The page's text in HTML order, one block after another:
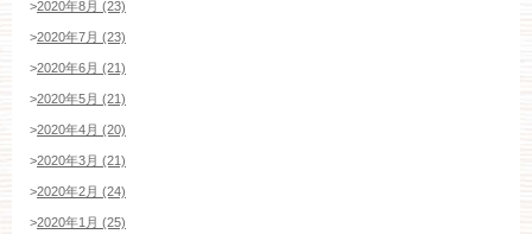
>2020年8月 (23)
>2020年7月 (23)
>2020年6月 (21)
>2020年5月 (21)
>2020年4月 (20)
>2020年3月 (21)
>2020年2月 (24)
>2020年1月 (25)